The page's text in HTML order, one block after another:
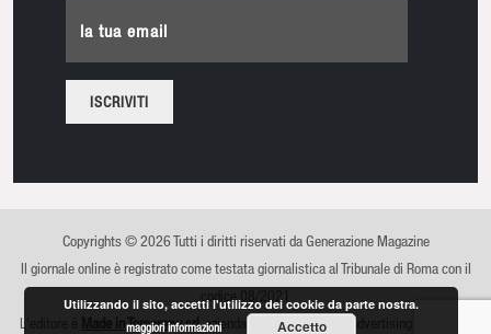
la tua email
Copyrights © 2026 Tutti i diritti riservati da Generazione Magazine
Il giornale online è registrato come testata giornalistica al Tribunale di Roma con il
L'editore è
Made in Tomorrow srl, azienda di comunicazione, advertising e sviluppo
Utilizzando il sito, accetti l'utilizzo dei cookie da parte nostra.
maggiori informazioni Accetto